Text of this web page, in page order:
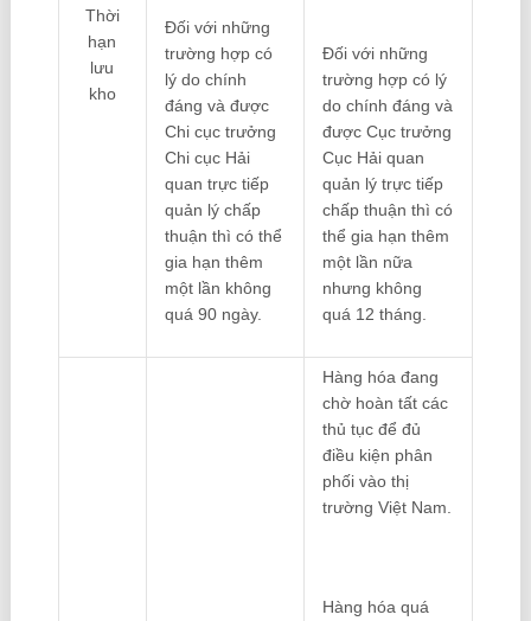
Thời
hạn
lưu
kho
Đối với những
trường hợp có
lý do chính
đáng và được
Chi cục trưởng
Chi cục Hải
quan trực tiếp
quản lý chấp
thuận thì có thể
gia hạn thêm
một lần không
quá 90 ngày.
Đối với những
trường hợp có lý
do chính đáng và
được Cục trưởng
Cục Hải quan
quản lý trực tiếp
chấp thuận thì có
thể gia hạn thêm
một lần nữa
nhưng không
quá 12 tháng.
Hàng hóa đang
chờ hoàn tất các
thủ tục để đủ
điều kiện phân
phối vào thị
trường Việt Nam.
Hàng hóa quá